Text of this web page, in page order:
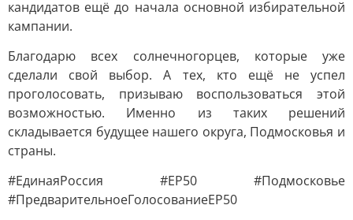
кандидатов ещё до начала основной избирательной
кампании.
Благодарю всех солнечногорцев, которые уже
сделали свой выбор. А тех, кто ещё не успел
проголосовать, призываю воспользоваться этой
возможностью. Именно из таких решений
складывается будущее нашего округа, Подмосковья и
страны.
#ЕдинаяРоссия #ЕР50 #Подмосковье
#ПредварительноеГолосованиеЕР50